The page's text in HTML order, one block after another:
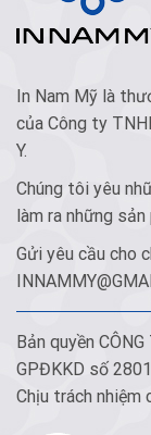
In Nam Mỹ là
của Công ty
Y.
Chúng tôi yêu
làm ra những
Gửi yêu cầu cho
Bản quyền
GPĐKKD số
Chịu trách nhiệm